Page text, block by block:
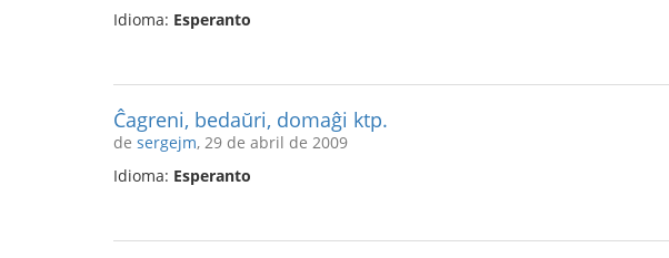
Idioma: Esperanto
Ĉagreni, bedaŭri, domaĝi ktp.
de sergejm, 29 de abril de 2009
Idioma: Esperanto